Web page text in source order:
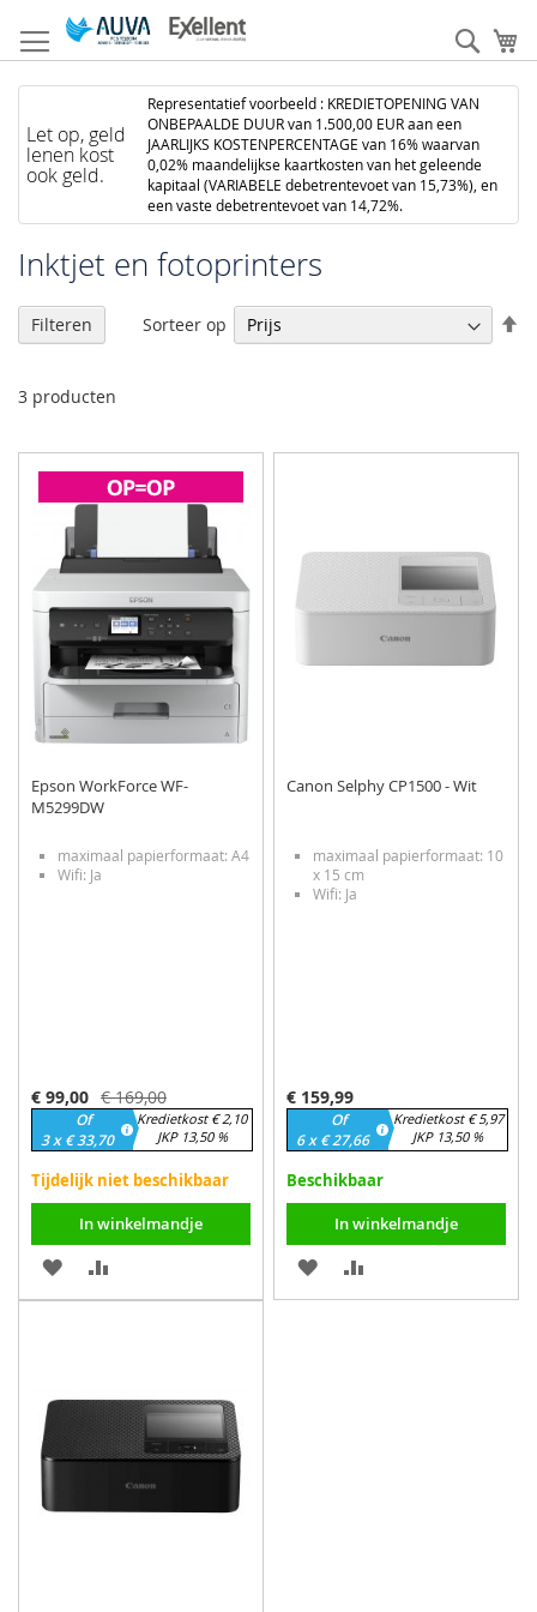
naar
de
inhoud
Let op, geld
lenen kost
ook geld.
Representatief voorbeeld : KREDIETOPENING VAN
ONBEPAALDE DUUR van 1.500,00 EUR aan een
JAARLIJKS KOSTENPERCENTAGE van 16% waarvan
0,02% maandelijkse kaartkosten van het geleende
kapitaal (VARIABELE debetrentevoet van 15,73%), en
een vaste debetrentevoet van 14,72%.
Inktjet en fotoprinters
3 producten
Sorteer op
Epson WorkForce WF-
M5299DW
maximaal papierformaat: A4
Wifi: Ja
Speciale
prijs
€ 99,00 € 169,00
Of
3 x € 33,70
Kredietkost € 2,10
JKP 13,50 %
Tijdelijk niet beschikbaar
In winkelmandje
VOEG
TOE OM
Canon Selphy CP1500 - Wit
maximaal papierformaat: 10
x 15 cm
Wifi: Ja
€ 159,99
Of
6 x € 27,66
Kredietkost € 5,97
JKP 13,50 %
Beschikbaar
In winkelmandje
VOEG
TOE OM
Filteren